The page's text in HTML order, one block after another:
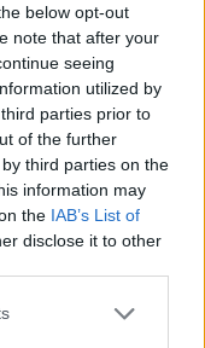
below opt-out
note that after your
seeing
utilized by
parties prior to
of the further
third parties on the
information may
the IAB’s List of
disclose it to other
ότι βρίσκονται
λόγω των πολέμων,
νοημοσύνης και
ότι η πρόσβαση σε
μεγαλύτερες
που εγκυμονεί η
τις εκλογικές
ψεύτικα βίντεο
θα μπορούν